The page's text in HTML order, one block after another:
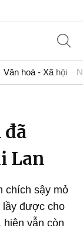
Văn hoá - Xã hội
đã
Lan
chích sậy mỏ
lầy được cho
hiện vẫn còn